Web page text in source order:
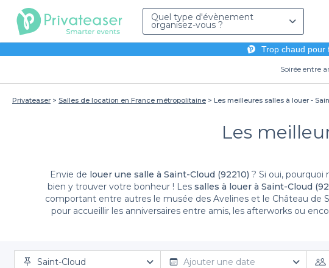
Quel type d'évènement
organisez-vous ?
Trop chaud pour
Soirée entre
Privateaser Salles de location en France métropolitaine Les meilleures salles à louer -
Les
Envie de louer une salle à Saint-Cloud (92210) ? Si oui, pourquoi
bien y trouver votre bonheur ! Les salles à louer à Saint-Cloud
comportant entre autres le musée des Avelines et le Château de
pour accueillir les anniversaires entre amis, les afterworks ou
louer
Saint-Cloud Ajouter une date